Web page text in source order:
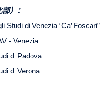
）：
di Venezia “Ca’ Foscari”
- Venezia
di Padova
di Verona